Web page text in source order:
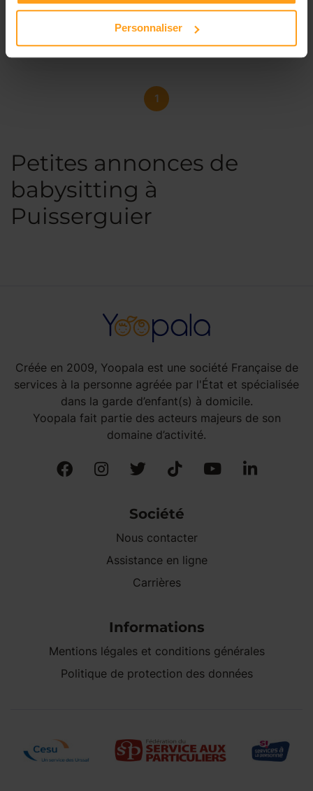
Personnaliser
suis occupé depuis leurs plus jeune âge. Je suis également
animatrice en centre de loisir. Je suis également en train
1
Petites annonces de
babysitting à
Puisserguier
Créée en 2009, Yoopala est une société Française de
services à la personne agréée par l'État et spécialisée
dans la garde d’enfant(s) à domicile.
Yoopala fait partie des acteurs majeurs de son
domaine d’activité.
Société
Nous contacter
Assistance en ligne
Carrières
Informations
Mentions légales et conditions générales
Politique de protection des données